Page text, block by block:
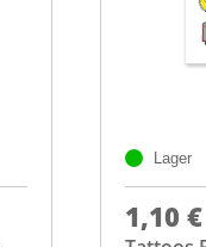
Lager
1,10 €